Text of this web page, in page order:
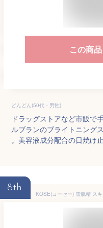
この商
どんどん(50代・男性)
ドラッグストアなど市販で
ルブランのブライトニング
。美容液成分配合の日焼け
8th